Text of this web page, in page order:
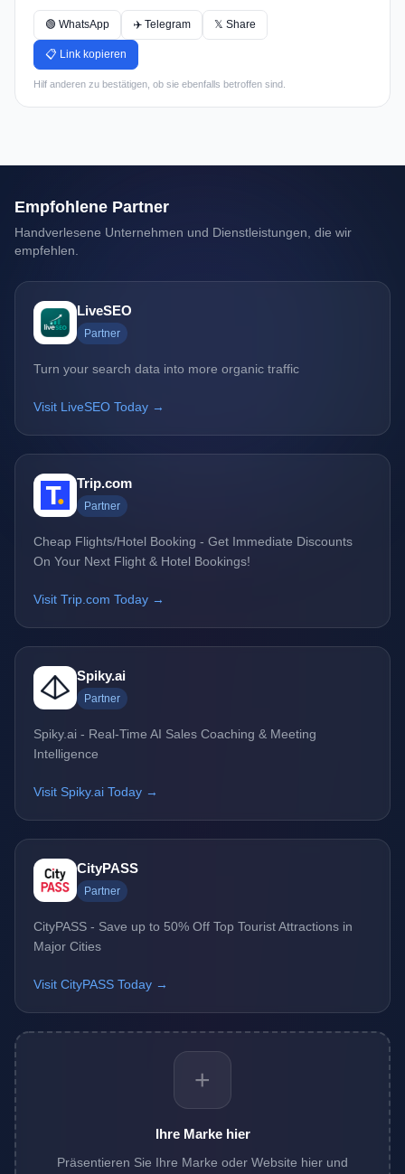
🟢 WhatsApp ✈️ Telegram 𝕏 Share
📋 Link kopieren
Hilf anderen zu bestätigen, ob sie ebenfalls betroffen sind.
Empfohlene Partner
Handverlesene Unternehmen und Dienstleistungen, die wir
empfehlen.
LiveSEO
Partner
Turn your search data into more organic traffic
Visit LiveSEO Today →
Trip.com
Partner
Cheap Flights/Hotel Booking - Get Immediate Discounts
On Your Next Flight & Hotel Bookings!
Visit Trip.com Today →
Spiky.ai
Partner
Spiky.ai - Real-Time AI Sales Coaching & Meeting
Intelligence
Visit Spiky.ai Today →
CityPASS
Partner
CityPASS - Save up to 50% Off Top Tourist Attractions in
Major Cities
Visit CityPASS Today →
+
Ihre Marke hier
Präsentieren Sie Ihre Marke oder Website hier und